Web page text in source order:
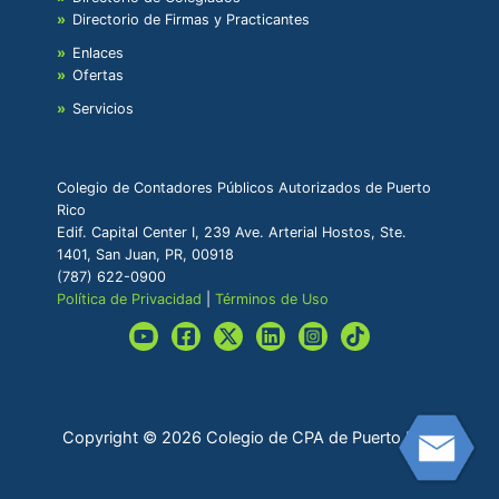
Directorio de Firmas y Practicantes
Enlaces
Ofertas
Servicios
Colegio de Contadores Públicos Autorizados de Puerto
Rico
Edif. Capital Center I, 239 Ave. Arterial Hostos, Ste.
1401, San Juan, PR, 00918
(787) 622-0900
Política de Privacidad |Términos de Uso
Copyright © 2026 Colegio de CPA de Puerto Rico